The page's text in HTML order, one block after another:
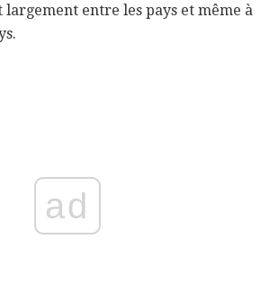
entre les pays et même à
ad